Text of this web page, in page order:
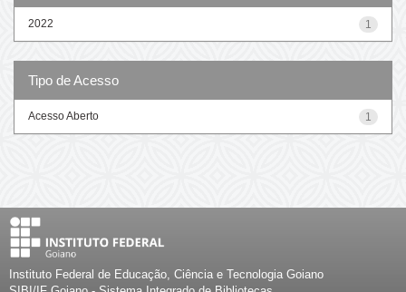
1
2022
Tipo de Acesso
1
Acesso Aberto
Instituto Federal de Educação, Ciência e Tecnologia Goiano